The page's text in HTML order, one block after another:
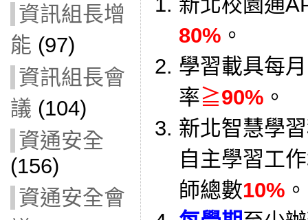
資訊組長增
能 (97)
資訊組長會
議 (104)
資通安全
(156)
資通安全會
80% 。
學習載具每
率≧90% 。
新北智慧學
自主學習工
師總數10% 。